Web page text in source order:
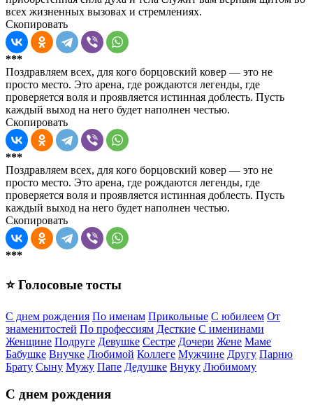
всех жизненных вызовах и стремлениях.
Скопировать
***
Поздравляем всех, для кого борцовский ковер — это не
просто место. Это арена, где рождаются легенды, где
проверяется воля и проявляется истинная доблесть. Пусть
каждый выход на него будет наполнен честью.
Скопировать
***
Поздравляем всех, для кого борцовский ковер — это не
просто место. Это арена, где рождаются легенды, где
проверяется воля и проявляется истинная доблесть. Пусть
каждый выход на него будет наполнен честью.
Скопировать
***
⭐ Голосовые тосты
С днем рождения По именам Прикольные С юбилеем От
знаменитостей По профессиям Десткие С именинами
Женщине Подруге Девушке Сестре Дочери Жене Маме
Бабушке Внучке Любимой Коллеге Мужчине Другу Парню
Брату Сыну Мужу Папе Дедушке Внуку Любимому
С днем рождения